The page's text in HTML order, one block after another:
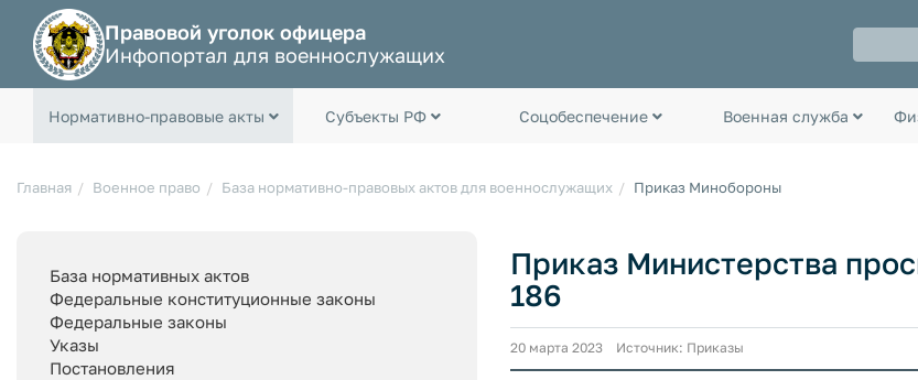
Правовой уголок офицера
Инфопортал для военнослужащих
Нормативно-правовые акты Субъекты РФ Соцобеспечение Военная служба
Главная Военное право База нормативно-правовых актов для военнослужащих Приказ Минобороны
База нормативных актов
Федеральные конституционные законы
Федеральные законы
Указы
Постановления
Приказ Министерства
186
20 марта 2023 Источник: Приказы